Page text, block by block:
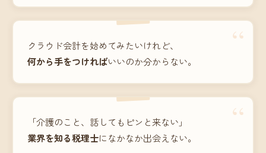
“
クラウド会計を始めてみたいけれど、
何から手をつければいいのか分からない。
“
「介護のこと、話してもピンと来ない」
業界を知る税理士になかなか出会えない。